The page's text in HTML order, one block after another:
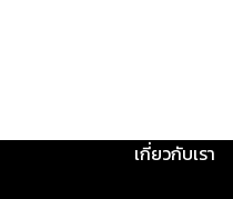
เกี่ยวกับเรา